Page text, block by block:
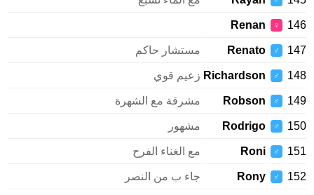
146
♀
Renan
147
♂
Renato مستشار حاكم
148
♂
Richardson زعيم قوي
149
♂
Robson مشرقة مع الشهرة
150
♂
Rodrigo مشهور
151
♂
Roni مع الغناء الفرح
152
♂
Rony جاء ب من النصر